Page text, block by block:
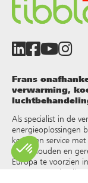
Frans
verwarming,
Als specialist in de
energieoplossingen
keuze en service
onderhouden en
Europa te voorzien
warm water,